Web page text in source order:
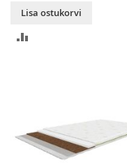
Lisa ostukorvi